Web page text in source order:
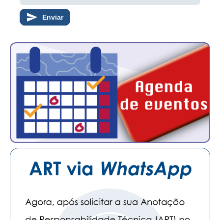
PUBLICIDADE
MANUAL DE REDAÇÃO
RELEASES
CONTATO
ASSOCIE-SE
ATUALIZAÇÃO CADASTRAL
NÚCLEO JOVEM
Enviar